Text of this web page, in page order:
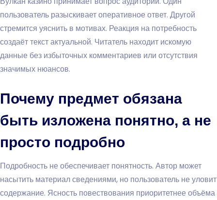
пользователь разыскивает оперативное ответ. Другой
стремится уяснить в мотивах. Реакция на потребность
создаёт текст актуальной. Читатель находит искомую
данные без избыточных комментариев или отсутствия
значимых нюансов.
Почему предмет обязана
быть изложена понятно, а не
просто подробно
Подробность не обеспечивает понятность. Автор может
насытить материал сведениями, но пользователь не уловит
содержание. Ясность повествования приоритетнее объёма